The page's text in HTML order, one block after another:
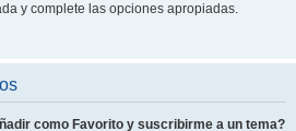
y complete las opciones apropiadas.
como Favorito y suscribirme a un tema?